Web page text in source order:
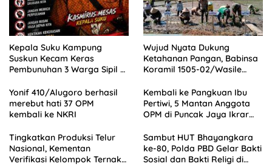
Kepala Suku Kampung
Suskun Kecam Keras
Pembunuhan 3 Warga Sipil di
Wujud Nyata Dukung
Ketahanan Pangan, Babinsa
Koramil 1505-02/Wasile
Yonif 410/Alugoro berhasil
merebut hati 37 OPM
kembali ke NKRI
Kembali ke Pangkuan Ibu
Pertiwi, 5 Mantan Anggota
OPM di Puncak Jaya Ikrar
Tingkatkan Produksi Telur
Nasional, Kementan
Verifikasi Kelompok Ternak
Sambut HUT Bhayangkara
ke-80, Polda PBD Gelar Bakti
Sosial dan Bakti Religi di